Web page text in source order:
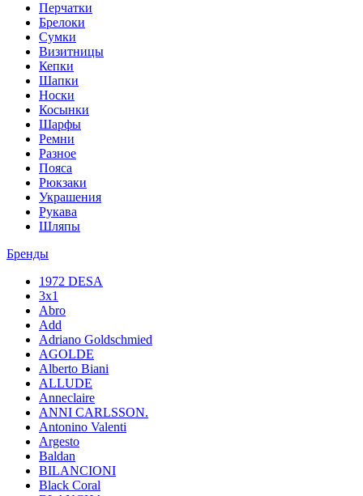
Перчатки
Брелоки
Сумки
Визитницы
Кепки
Шапки
Носки
Косынки
Шарфы
Ремни
Разное
Пояса
Рюкзаки
Украшения
Рукава
Шляпы
Бренды
1972 DESA
3x1
Abro
Add
Adriano Goldschmied
AGOLDE
Alberto Biani
ALLUDE
Anneclaire
ANNI CARLSSON.
Antonino Valenti
Argesto
Baldan
BILANCIONI
Black Coral